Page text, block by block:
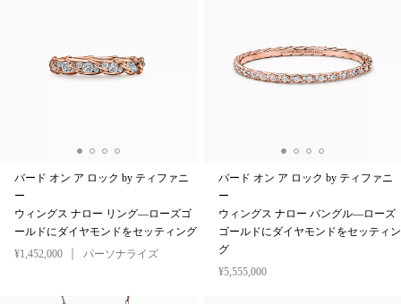
バード オン ア ロック by ティファニ
ー
ウィングス ナロー リング—ローズゴ
ールドにダイヤモンドをセッティング
¥1,452,000
パーソナライズ
バード オン ア ロック by ティファニ
ー
ウィングス ナロー バングル—ローズ
ゴールドにダイヤモンドをセッティン
グ
¥5,555,000